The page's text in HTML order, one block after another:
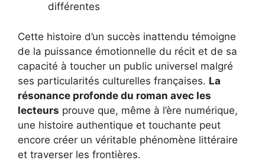
différentes
Cette histoire d’un succès inattendu témoigne
de la puissance émotionnelle du récit et de sa
capacité à toucher un public universel malgré
ses particularités culturelles françaises. La
résonance profonde du roman avec les
lecteurs prouve que, même à l’ère numérique,
une histoire authentique et touchante peut
encore créer un véritable phénomène littéraire
et traverser les frontières.